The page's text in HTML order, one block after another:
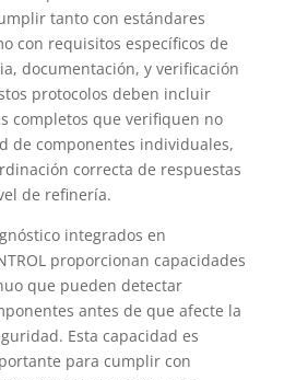
tanto con estándares
con requisitos específicos de
documentación, y verificación
protocolos deben incluir
completos que verifiquen no
de componentes individuales,
correcta de respuestas
de refinería.
integrados en
proporcionan capacidades
que pueden detectar
antes de que afecte la
Esta capacidad es
para cumplir con